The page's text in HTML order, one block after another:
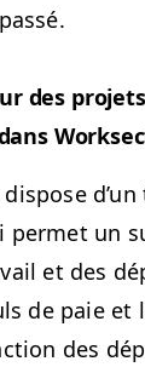
des
un
et des
de paie et
des